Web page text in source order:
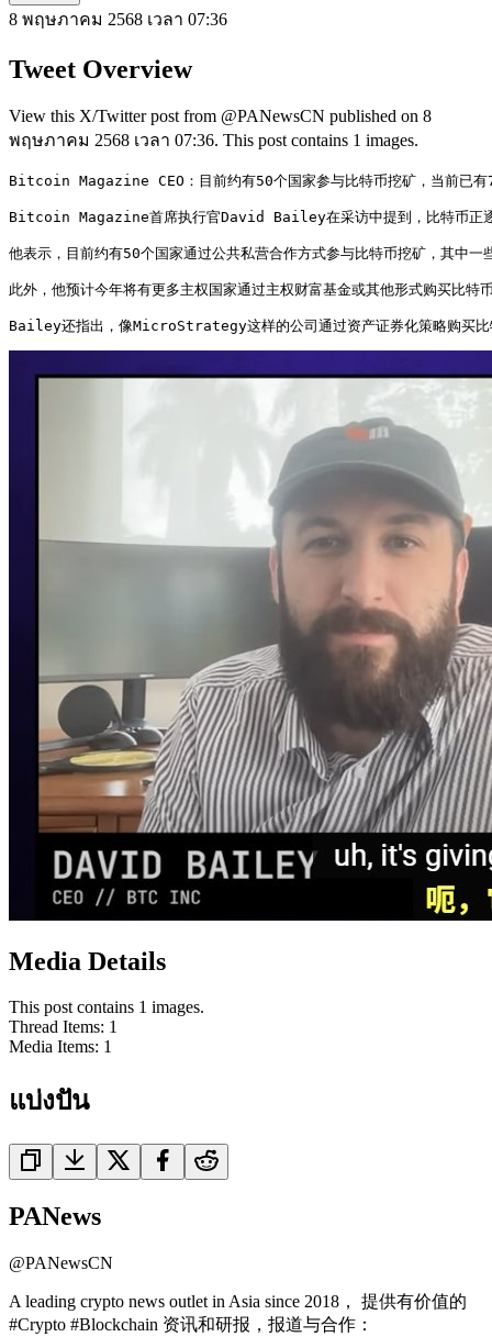
8 พฤษภาคม 2568 เวลา 07:36
Tweet Overview
View this X/Twitter post from @PANewsCN published on 8
พฤษภาคม 2568 เวลา 07:36. This post contains 1 images.
Bitcoin Magazine CEO：目前约有50个国家参与比特币挖矿，当前已有
Bitcoin Magazine首席执行官David Bailey在采访中提到，比特币正逐
他表示，目前约有50个国家通过公共私营合作方式参与比特币挖矿，其中
此外，他预计今年将有更多主权国家通过主权财富基金或其他形式购买比
Bailey还指出，像MicroStrategy这样的公司通过资产证券化策略购买比
Media Details
This post contains 1 images.
Thread Items: 1
Media Items: 1
แบ่งปัน
PANews
@PANewsCN
A leading crypto news outlet in Asia since 2018， 提供有价值的
#Crypto #Blockchain 资讯和研报，报道与合作：